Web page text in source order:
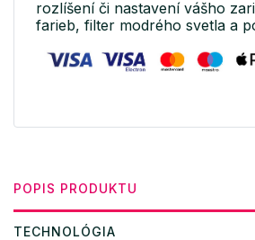
rozlíšení či nastavení vášho
farieb, filter modrého svetla a
POPIS PRODUKTU
TECHNOLÓGIA